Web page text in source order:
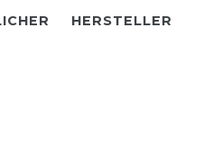
HERSTELLER